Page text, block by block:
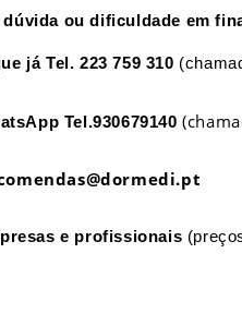
dúvida ou dificuldade em
já Tel. 223 759 310
Tel.930679140
e profissionais